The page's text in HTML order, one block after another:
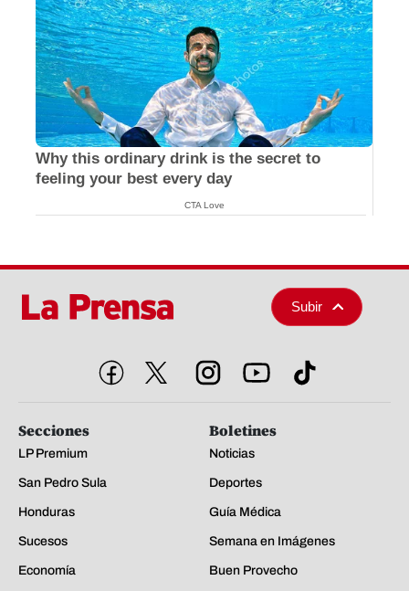
Why this ordinary drink is the secret to
feeling your best every day
CTA Love
Subir
Secciones
LP Premium
San Pedro Sula
Honduras
Sucesos
Economía
Boletines
Noticias
Deportes
Guía Médica
Semana en Imágenes
Buen Provecho